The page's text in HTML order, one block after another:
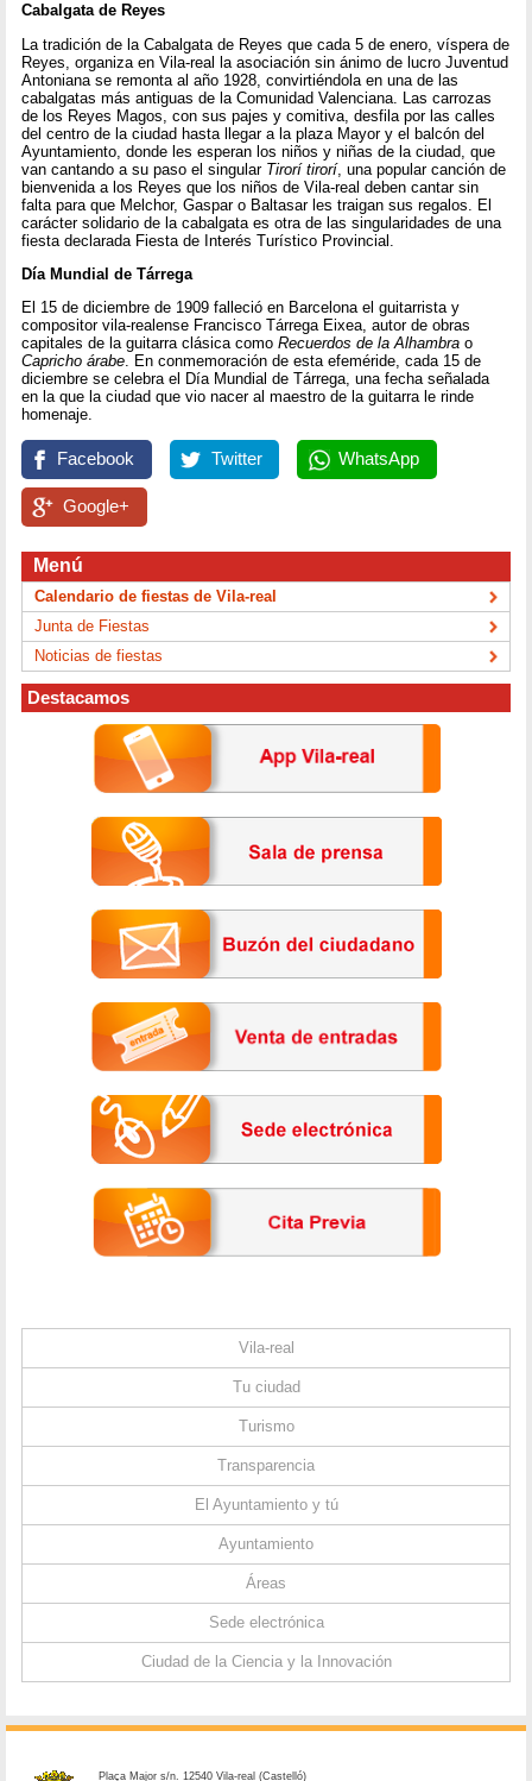
Cabalgata de Reyes
La tradición de la Cabalgata de Reyes que cada 5 de enero, víspera de
Reyes, organiza en Vila-real la asociación sin ánimo de lucro Juventud
Antoniana se remonta al año 1928, convirtiéndola en una de las
cabalgatas más antiguas de la Comunidad Valenciana. Las carrozas
de los Reyes Magos, con sus pajes y comitiva, desfila por las calles
del centro de la ciudad hasta llegar a la plaza Mayor y el balcón del
Ayuntamiento, donde les esperan los niños y niñas de la ciudad, que
van cantando a su paso el singular Tirorí tirorí, una popular canción de
bienvenida a los Reyes que los niños de Vila-real deben cantar sin
falta para que Melchor, Gaspar o Baltasar les traigan sus regalos. El
carácter solidario de la cabalgata es otra de las singularidades de una
fiesta declarada Fiesta de Interés Turístico Provincial.
Día Mundial de Tárrega
El 15 de diciembre de 1909 falleció en Barcelona el guitarrista y
compositor vila-realense Francisco Tárrega Eixea, autor de obras
capitales de la guitarra clásica comoRecuerdos de la Alhambra o
Capricho árabe. En conmemoración de esta efeméride, cada 15 de
diciembre se celebra el Día Mundial de Tárrega, una fecha señalada
en la que la ciudad que vio nacer al maestro de la guitarra le rinde
homenaje.
Facebook Twitter WhatsApp
Google+
Menú
Calendario de fiestas de Vila-real
Junta de Fiestas
Noticias de fiestas
Destacamos
Vila-real
Tu ciudad
Turismo
Transparencia
El Ayuntamiento y tú
Ayuntamiento
Áreas
Sede electrónica
Ciudad de la Ciencia y la Innovación
Plaça Major s/n. 12540 Vila-real (Castelló)